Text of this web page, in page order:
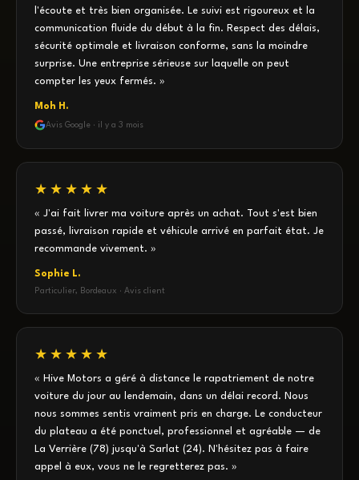
l'écoute et très bien organisée. Le suivi est rigoureux et la
communication fluide du début à la fin. Respect des délais,
sécurité optimale et livraison conforme, sans la moindre
surprise. Une entreprise sérieuse sur laquelle on peut
compter les yeux fermés. »
Moh H.
Avis Google · il y a 3 mois
★★★★★
« J'ai fait livrer ma voiture après un achat. Tout s'est bien
passé, livraison rapide et véhicule arrivé en parfait état. Je
recommande vivement. »
Sophie L.
Particulier, Bordeaux · Avis client
★★★★★
« Hive Motors a géré à distance le rapatriement de notre
voiture du jour au lendemain, dans un délai record. Nous
nous sommes sentis vraiment pris en charge. Le conducteur
du plateau a été ponctuel, professionnel et agréable — de
La Verrière (78) jusqu'à Sarlat (24). N'hésitez pas à faire
appel à eux, vous ne le regretterez pas. »